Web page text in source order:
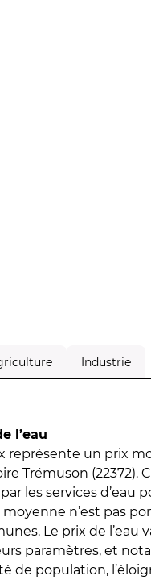
Industrie
l’eau
représente un prix
Trémuson (22372).
les services d’eau
n’est pas
Le prix de l’eau
paramètres, et
de population,